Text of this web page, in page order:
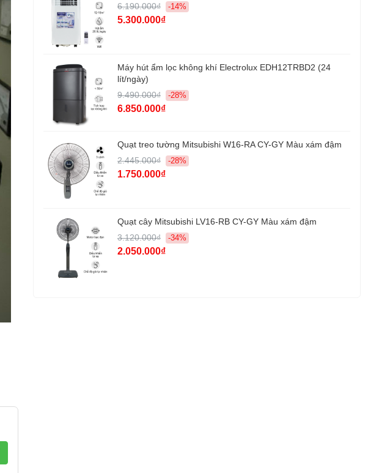
6.190.000₫
-14%
5.300.000₫
Máy hút ẩm lọc không khí Electrolux EDH12TRBD2 (24
lít/ngày)
9.490.000₫
-28%
6.850.000₫
Quạt treo tường Mitsubishi W16-RA CY-GY Màu xám đậm
2.445.000₫
-28%
1.750.000₫
Quạt cây Mitsubishi LV16-RB CY-GY Màu xám đậm
3.120.000₫
-34%
2.050.000₫